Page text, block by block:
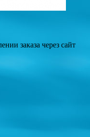
заказа через сайт